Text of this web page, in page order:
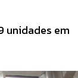
unidades em